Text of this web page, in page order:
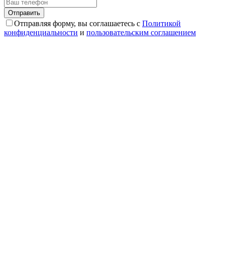
Отправляя форму, вы соглашаетесь с Политикой
конфиденциальности и пользовательским соглашением